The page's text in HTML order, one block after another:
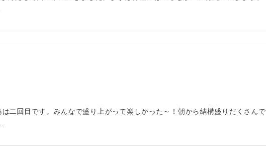
二回目です。みんなで盛り上がって楽しかった～！朝から結構盛りだくさんで